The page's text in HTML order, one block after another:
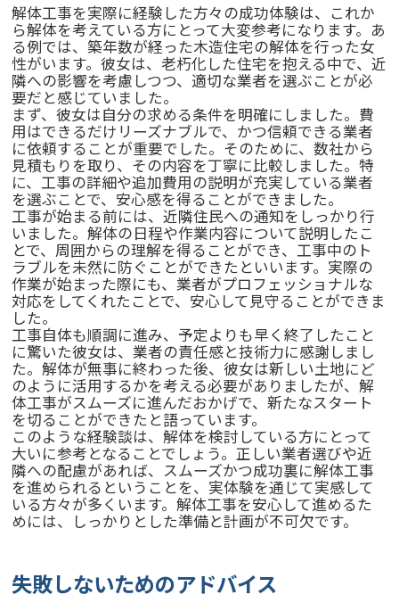
解体工事を実際に経験した方々の成功体験は、これか
ら解体を考えている方にとって大変参考になります。あ
る例では、築年数が経った木造住宅の解体を行った女
性がいます。彼女は、老朽化した住宅を抱える中で、近
隣への影響を考慮しつつ、適切な業者を選ぶことが必
要だと感じていました。
まず、彼女は自分の求める条件を明確にしました。費
用はできるだけリーズナブルで、かつ信頼できる業者
に依頼することが重要でした。そのために、数社から
見積もりを取り、その内容を丁寧に比較しました。特
に、工事の詳細や追加費用の説明が充実している業者
を選ぶことで、安心感を得ることができました。
工事が始まる前には、近隣住民への通知をしっかり行
いました。解体の日程や作業内容について説明したこ
とで、周囲からの理解を得ることができ、工事中のト
ラブルを未然に防ぐことができたといいます。実際の
作業が始まった際にも、業者がプロフェッショナルな
対応をしてくれたことで、安心して見守ることができま
した。
工事自体も順調に進み、予定よりも早く終了したこと
に驚いた彼女は、業者の責任感と技術力に感謝しまし
た。解体が無事に終わった後、彼女は新しい土地にど
のように活用するかを考える必要がありましたが、解
体工事がスムーズに進んだおかげで、新たなスタート
を切ることができたと語っています。
このような経験談は、解体を検討している方にとって
大いに参考となることでしょう。正しい業者選びや近
隣への配慮があれば、スムーズかつ成功裏に解体工事
を進められるということを、実体験を通じて実感して
いる方々が多くいます。解体工事を安心して進めるた
めには、しっかりとした準備と計画が不可欠です。
失敗しないためのアドバイス